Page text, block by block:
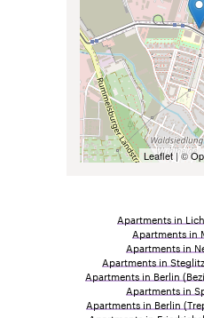
Leaflet| ©
Apartments in
Apartments in
Apartments in
Apartments in
Apartments in Berlin
Apartments in
Apartments in Berlin